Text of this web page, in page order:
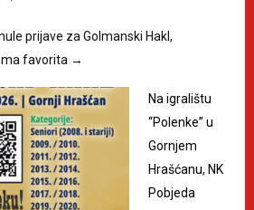
prijave za Golmanski Hakl,
favorita →
Na igralištu
“Polenke” u
Gornjem
Hrašćanu, NK
Pobjeda